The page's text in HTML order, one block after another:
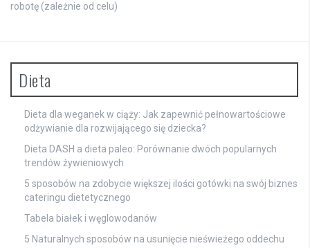
robotę (zależnie od celu)
Dieta
Dieta dla weganek w ciąży: Jak zapewnić pełnowartościowe
odżywianie dla rozwijającego się dziecka?
Dieta DASH a dieta paleo: Porównanie dwóch popularnych
trendów żywieniowych
5 sposobów na zdobycie większej ilości gotówki na swój biznes
cateringu dietetycznego
Tabela białek i węglowodanów
5 Naturalnych sposobów na usunięcie nieświeżego oddechu